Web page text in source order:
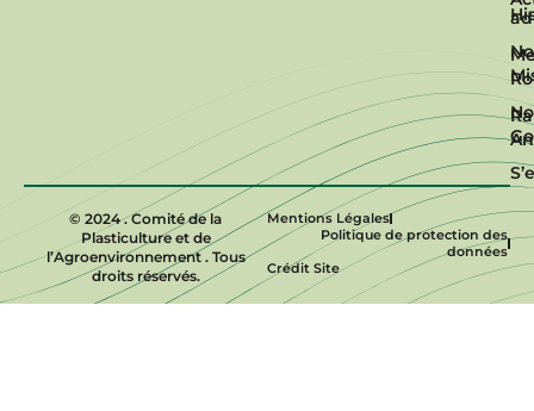
© 2024 . Comité de la
Plasticulture et de
l’Agroenvironnement . Tous
droits réservés.
Mentions Légales
Politique de protection des
données
Crédit Site